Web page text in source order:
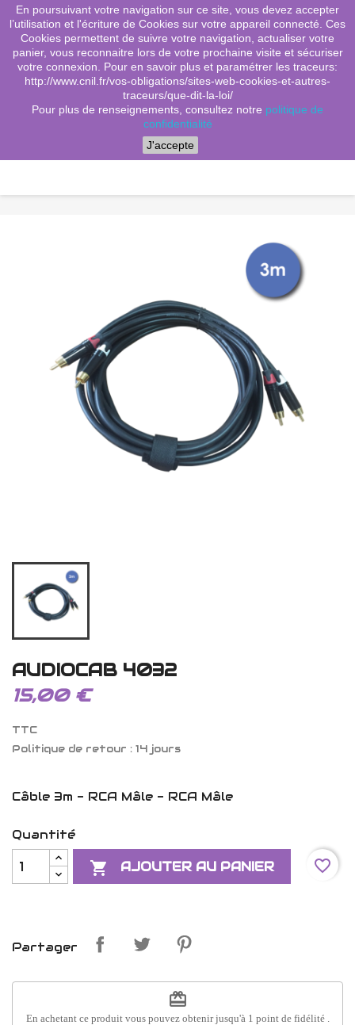
shopping_cart (0)

search
Menu
AUDIOCAB 4032
15,00 €
TTC
Politique de retour : 14 jours
Câble 3m - RCA Mâle - RCA Mâle
Quantité
 AJOUTER AU PANIER favorite_border
Partager
redeem
En achetant ce produit vous pouvez obtenir jusqu'à 1 point de fidélité.
En poursuivant votre navigation sur ce site, vous devez accepter
l’utilisation et l'écriture de Cookies sur votre appareil connecté. Ces
Cookies permettent de suivre votre navigation, actualiser votre
panier, vous reconnaitre lors de votre prochaine visite et sécuriser
votre connexion. Pour en savoir plus et paramétrer les traceurs:
http://www.cnil.fr/vos-obligations/sites-web-cookies-et-autres-
traceurs/que-dit-la-loi/
Pour plus de renseignements, consultez notre politique de
confidentialité
J'accepte